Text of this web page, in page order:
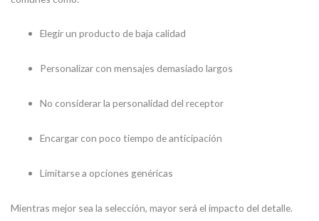
Elegir un producto de baja calidad
Personalizar con mensajes demasiado largos
No considerar la personalidad del receptor
Encargar con poco tiempo de anticipación
Limitarse a opciones genéricas
Mientras mejor sea la selección, mayor será el impacto del detalle.